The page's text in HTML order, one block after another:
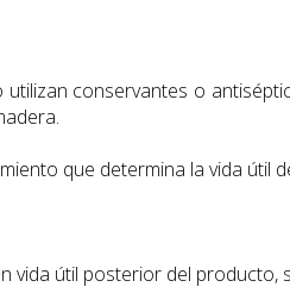
conservantes o
que determina la vida útil
vida útil posterior del producto,